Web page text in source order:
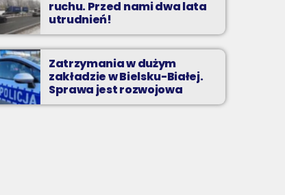
ruchu. Przed nami dwa lata
utrudnień!
Zatrzymania w dużym
zakładzie w Bielsku-Białej.
Sprawa jest rozwojowa